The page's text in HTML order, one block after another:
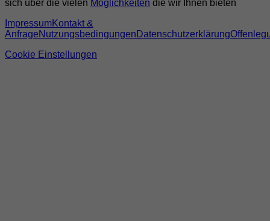
sich über die vielen Möglichkeiten die wir Ihnen bieten
ImpressumKontakt &
AnfrageNutzungsbedingungen Datenschutzerklärung
Cookie Einstellungen